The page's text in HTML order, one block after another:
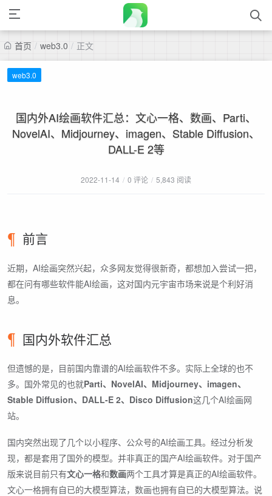
首页 / web3.0 / 正文
web3.0
国内外AI绘画软件汇总：文心一格、数画、Parti、
NovelAI、Midjourney、imagen、Stable Diffusion、
DALL-E 2等
2022-11-14 / 0 评论 / 5,843 阅读
前言
近期，AI绘画突然兴起，众多网友觉得很新奇，都想加入尝试一把，
都在问有哪些软件能AI绘画，这对国内元宇宙市场来说是个利好消
息。
国内外软件汇总
但遗憾的是，目前国内靠谱的AI绘画软件不多。实际上全球的也不
多。国外常见的也就Parti、NovelAI、Midjourney、imagen、
Stable Diffusion、DALL-E 2、Disco Diffusion这几个AI绘画网
站。
国内突然出现了几个以小程序、公众号的AI绘画工具。经过分析发
现，都是套用了国外的模型。并非真正的国产AI绘画软件。对于国产
版来说目前只有文心一格和数画两个工具才算是真正的AI绘画软件。
文心一格拥有自已的大模型算法，数画也拥有自已的大模型算法。说